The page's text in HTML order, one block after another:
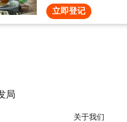
立即登记
关于我们